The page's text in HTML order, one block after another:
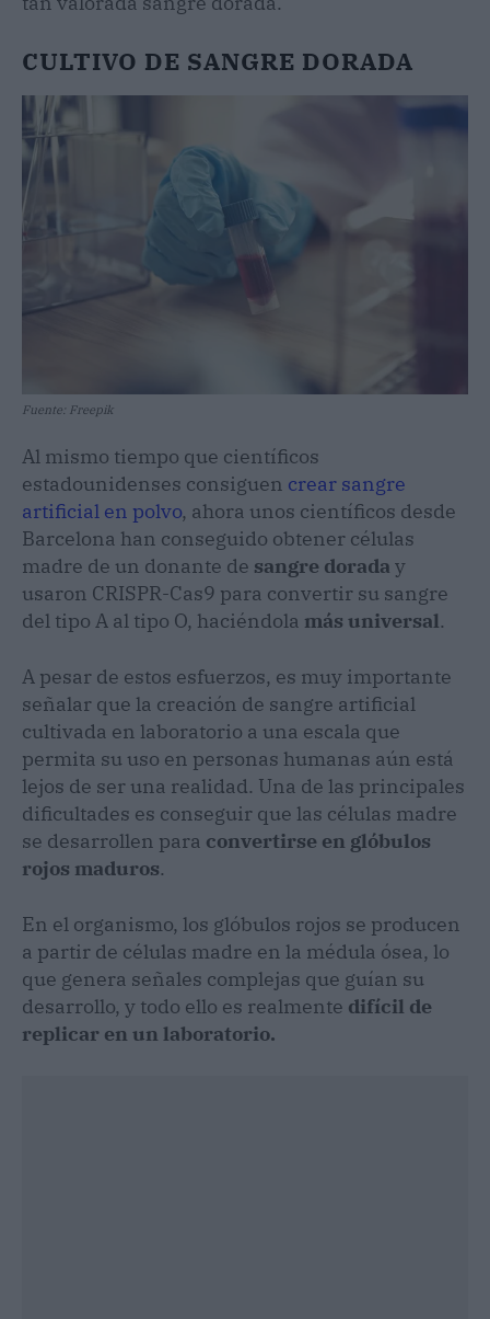
CULTIVO DE SANGRE DORADA
Fuente: Freepik
Al mismo tiempo que científicos
estadounidenses consiguen crear sangre
artificial en polvo, ahora unos científicos desde
Barcelona han conseguido obtener células
madre de un donante de sangre dorada y
usaron CRISPR-Cas9 para convertir su sangre
del tipo A al tipo O, haciéndola más universal.
A pesar de estos esfuerzos, es muy importante
señalar que la creación de sangre artificial
cultivada en laboratorio a una escala que
permita su uso en personas humanas aún está
lejos de ser una realidad. Una de las principales
dificultades es conseguir que las células madre
se desarrollen para convertirse en glóbulos
rojos maduros.
En el organismo, los glóbulos rojos se producen
a partir de células madre en la médula ósea, lo
que genera señales complejas que guían su
desarrollo, y todo ello es realmente difícil de
replicar en un laboratorio.